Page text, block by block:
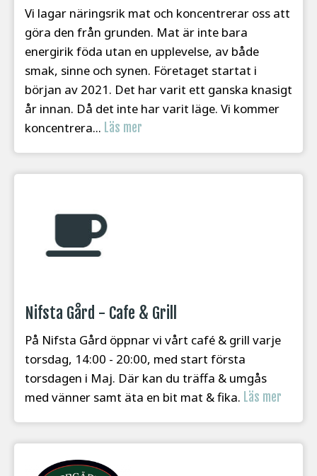
Vi lagar näringsrik mat och koncentrerar oss att
göra den från grunden. Mat är inte bara
energirik föda utan en upplevelse, av både
smak, sinne och synen. Företaget startat i
början av 2021. Det har varit ett ganska knasigt
år innan. Då det inte har varit läge. Vi kommer
koncentrera... Läs mer
Nifsta Gård - Cafe & Grill
På Nifsta Gård öppnar vi vårt café & grill varje
torsdag, 14:00 - 20:00, med start första
torsdagen i Maj. Där kan du träffa & umgås
med vänner samt äta en bit mat & fika. Läs mer